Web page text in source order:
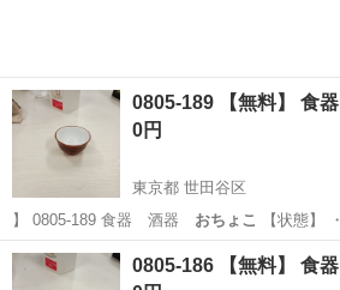
0805-189 【無料】 食
0円
東京都 世田谷区
】 0805-189 食器 酒器 おちょこ 【状態】
東京 世田谷区 おちょこ
0805-186 【無料】 食